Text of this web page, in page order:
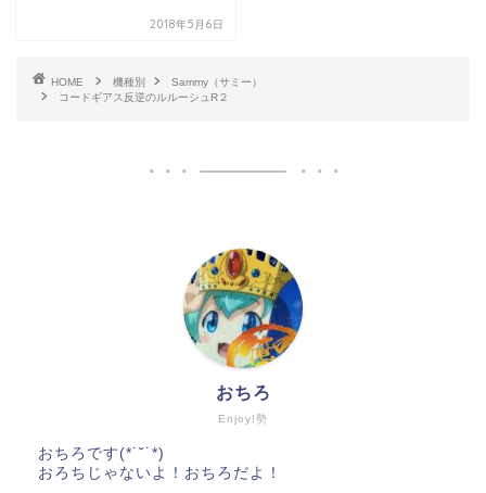
2018年5月6日
HOME 機種別
Sammy（サミー）
コードギアス反逆のルルーシュR２
Enjoy!勢
おちろ
おちろです(*˙˘˙*)
おろちじゃないよ！おちろだよ！